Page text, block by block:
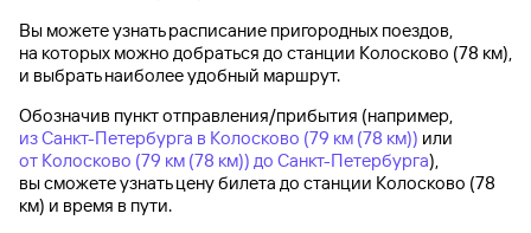
Вы можете узнать расписание пригородных поездов,
на которых можно добраться до станции Колосково (78 км),
и выбрать наиболее удобный маршрут.
Обозначив пункт отправления/прибытия (например,
из Санкт-Петербурга в Колосково (79 км (78 км)) или
от Колосково (79 км (78 км)) до Санкт-Петербурга),
вы сможете узнать цену билета до станции Колосково (78
км) и время в пути.